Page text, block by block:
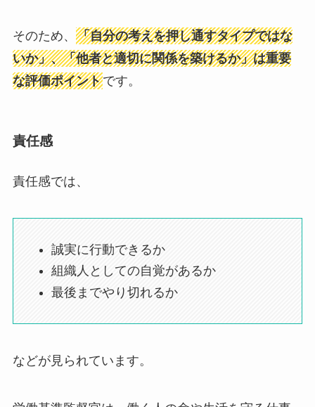
そのため、 「自分の考えを押し通すタイプではな
いか」、「他者と適切に関係を築けるか」は重要
な評価ポイントです。
責任感
責任感では、
誠実に行動できるか
組織人としての自覚があるか
最後までやり切れるか
などが見られています。